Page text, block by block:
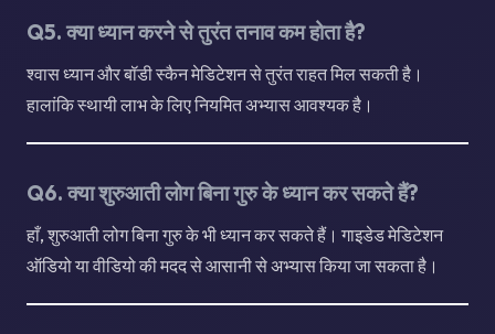
Q5. क्या ध्यान करने से तुरंत तनाव कम होता है?
श्वास ध्यान और बॉडी स्कैन मेडिटेशन से तुरंत राहत मिल सकती है।
हालांकि स्थायी लाभ के लिए नियमित अभ्यास आवश्यक है।
Q6. क्या शुरुआती लोग बिना गुरु के ध्यान कर सकते हैं?
हाँ, शुरुआती लोग बिना गुरु के भी ध्यान कर सकते हैं। गाइडेड मेडिटेशन
ऑडियो या वीडियो की मदद से आसानी से अभ्यास किया जा सकता है।